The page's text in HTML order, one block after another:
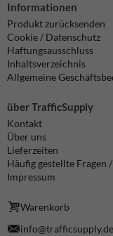
Informationen
Produkt zurücksenden
Cookie / Datenschutz
Haftungsausschluss
Inhaltsverzeichnis
Allgemeine
über TrafficSupply
Kontakt
Über uns
Lieferzeiten
Häufig gestellte Fragen
Impressum
Warenkorb
info@trafficsupply.de